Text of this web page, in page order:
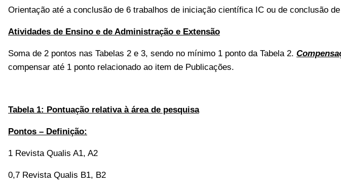
Orientação até a conclusão de 6 trabalhos de iniciação científica IC ou de conclusão
Atividades de Ensino e de Administração e Extensão
Soma de 2 pontos nas Tabelas 2 e 3, sendo no mínimo 1 ponto da Tabela 2.
compensar até 1 ponto relacionado ao item de Publicações.
Tabela 1: Pontuação relativa à área de pesquisa
Pontos – Definição:
1 Revista Qualis A1, A2
0,7 Revista Qualis B1, B2